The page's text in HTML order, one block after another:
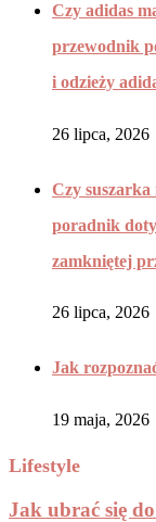
Czy adidas
przewodnik
i odzieży
26 lipca, 2026
Czy suszarka
poradnik
zamkniętej
26 lipca, 2026
Jak
19 maja, 2026
Lifestyle
Jak ubrać się